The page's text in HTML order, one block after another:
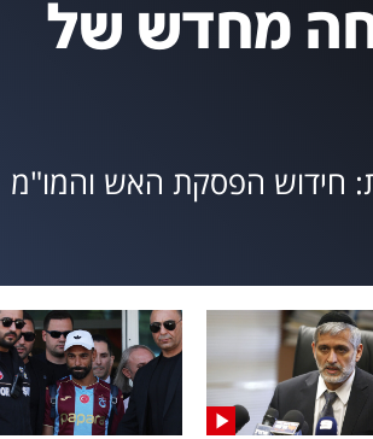
מחדש של
חידוש הפסקת האש והמו"מ